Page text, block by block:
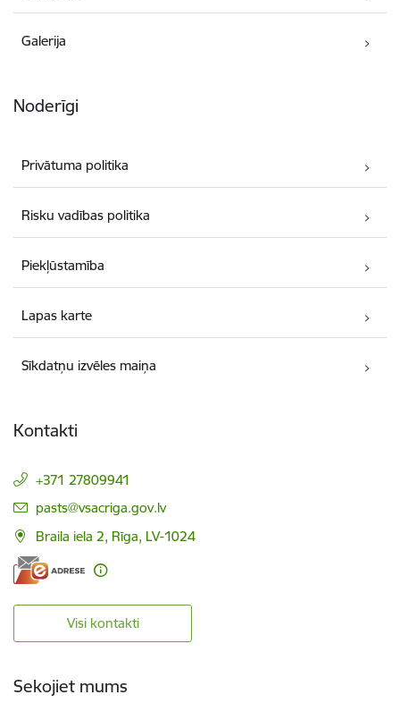
Galerija
Noderīgi
Privātuma politika
Risku vadības politika
Piekļūstamība
Lapas karte
Sīkdatņu izvēles maiņa
Kontakti
+371 27809941
E-pasts:
pasts@vsacriga.gov.lv
Braila iela 2, Rīga, LV-1024
Visi kontakti
Sekojiet mums